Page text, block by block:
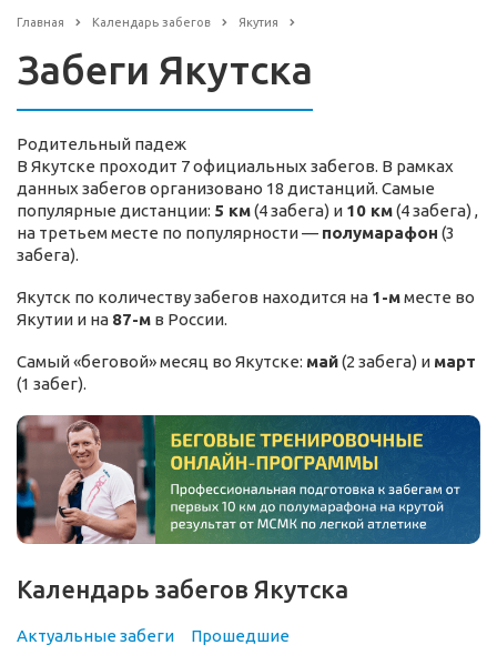
Главная Календарь забегов Якутия
Забеги Якутска
Родительный падеж
В Якутске проходит 7 официальных забегов. В рамках
данных забегов организовано 18 дистанций. Самые
популярные дистанции: 5 км(4 забега) и 10 км(4 забега) ,
на третьем месте по популярности — полумарафон (3
забега).
Якутск по количеству забегов находится на 1-мместе во
Якутии и на 87-м в России.
Самый «беговой» месяц во Якутске: май(2 забега) и март
(1 забег).
Календарь забегов Якутска
Актуальные забеги Прошедшие